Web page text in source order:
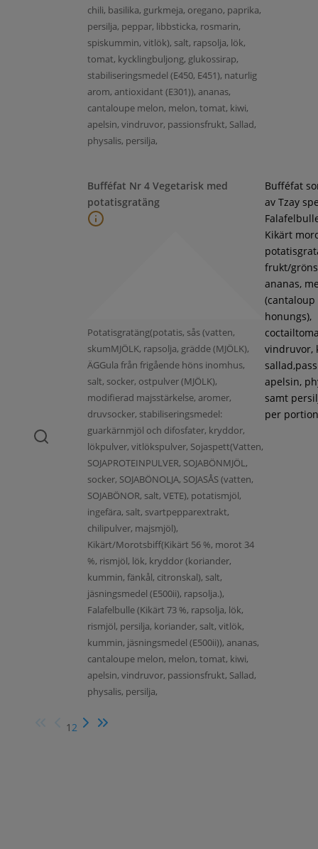
chili, basilika, gurkmeja, oregano, paprika,
persilja, peppar, libbsticka, rosmarin,
spiskummin, vitlök), salt, rapsolja, lök,
tomat, kycklingbuljong, glukossirap,
stabiliseringsmedel (E450, E451), naturlig
arom, antioxidant (E301)), ananas,
cantaloupe melon, melon, tomat, kiwi,
apelsin, vindruvor, passionsfrukt, Sallad,
physalis, persilja,
Bufféfat Nr 4 Vegetarisk med
potatisgratäng
Potatisgratäng(potatis, sås (vatten,
skumMJÖLK, rapsolja, grädde (MJÖLK),
ÄGGula från frigående höns inomhus,
salt, socker, ostpulver (MJÖLK),
modifierad majsstärkelse, aromer,
druvsocker, stabiliseringsmedel:
guarkärnmjöl och difosfater, kryddor,
lökpulver, vitlökspulver, Sojaspett(Vatten,
SOJAPROTEINPULVER, SOJABÖNMJÖL,
socker, SOJABÖNOLJA, SOJASÅS (vatten,
SOJABÖNOR, salt, VETE), potatismjöl,
ingefära, salt, svartpepparextrakt,
chilipulver, majsmjöl),
Kikärt/Morotsbiff(Kikärt 56 %, morot 34
%, rismjöl, lök, kryddor (koriander,
kummin, fänkål, citronskal), salt,
jäsningsmedel (E500ii), rapsolja.),
Falafelbulle (Kikärt 73 %, rapsolja, lök,
rismjöl, persilja, koriander, salt, vitlök,
kummin, jäsningsmedel (E500ii)), ananas,
cantaloupe melon, melon, tomat, kiwi,
apelsin, vindruvor, passionsfrukt, Sallad,
physalis, persilja,
Bufféfat
av Tzay
Kikärt
frukt/
ananas,
(cantaloup
honungs),
vindruvor,
apelsin,
samt
per
1 2